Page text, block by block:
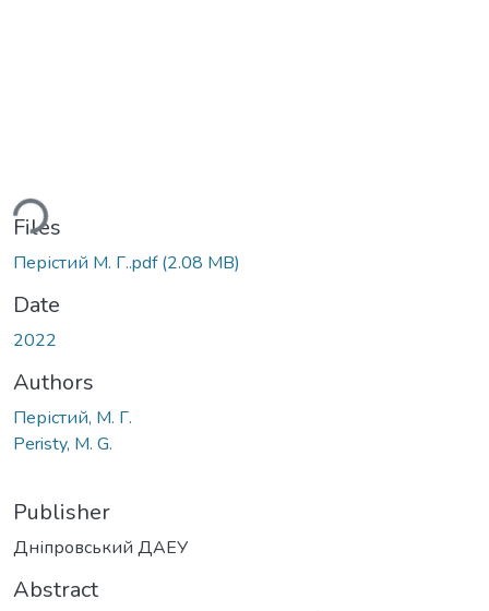
Files
Перістий М. Г..pdf(2.08 MB)
Date
2022
Authors
Перістий, М. Г.
Peristy, M. G.
Publisher
Дніпровський ДАЕУ
Abstract